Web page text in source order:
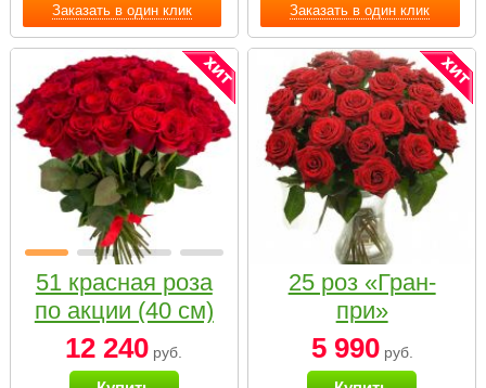
Заказать в один клик Заказать в один клик
51 красная роза
по акции (40 см)
12 240 руб.
25 роз «Гран-
при»
5 990руб.